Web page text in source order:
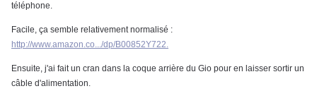
téléphone.
Facile, ça semble relativement normalisé :
http://www.amazon.co.../dp/B00852Y722.
Ensuite, j'ai fait un cran dans la coque arrière du Gio pour en laisser sortir un
câble d'alimentation.